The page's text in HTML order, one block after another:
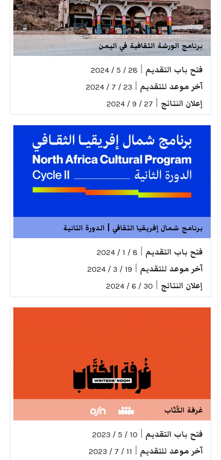
برنامج الورشة الثقافية في اليمن
فتح باب التقديم 28 / 5 / 2024
آخر موعد للتقديم 23 / 7 / 2024
إعلان النتائج 27 / 9 / 2024
برنامج شمال إفريقيا الثقافي | الدورة الثانية
فتح باب التقديم 8 / 1 / 2024
آخر موعد للتقديم 19 / 3 / 2024
إعلان النتائج 30 / 6 / 2024
غرفة الكُتّاب
فتح باب التقديم 10 / 5 / 2023
آخر موعد للتقديم 11 / 7 / 2023